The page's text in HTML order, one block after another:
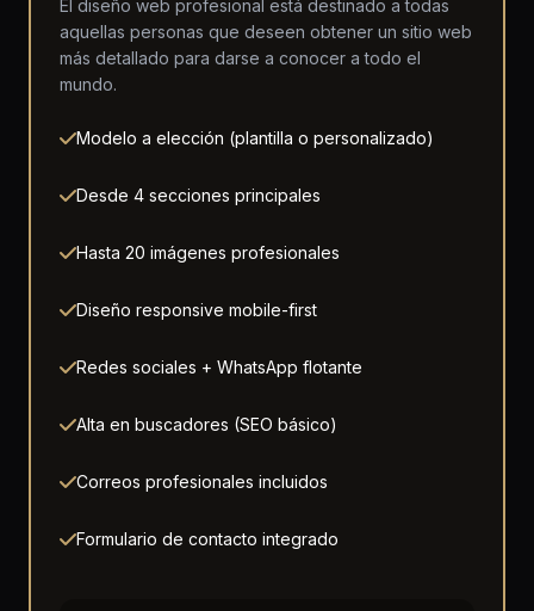
El diseño web profesional está destinado a todas
aquellas personas que deseen obtener un sitio web
más detallado para darse a conocer a todo el
mundo.
Modelo a elección (plantilla o personalizado)
Desde 4 secciones principales
Hasta 20 imágenes profesionales
Diseño responsive mobile-first
Redes sociales + WhatsApp flotante
Alta en buscadores (SEO básico)
Correos profesionales incluidos
Formulario de contacto integrado